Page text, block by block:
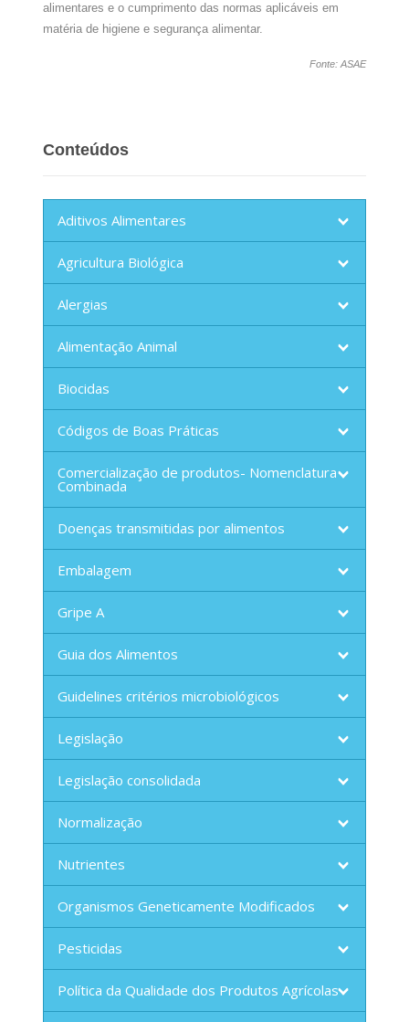
alimentares e o cumprimento das normas aplicáveis em
matéria de higiene e segurança alimentar.
Fonte: ASAE
Conteúdos
Aditivos Alimentares
Agricultura Biológica
Alergias
Alimentação Animal
Biocidas
Códigos de Boas Práticas
Comercialização de produtos- Nomenclatura
Combinada
Doenças transmitidas por alimentos
Embalagem
Gripe A
Guia dos Alimentos
Guidelines critérios microbiológicos
Legislação
Legislação consolidada
Normalização
Nutrientes
Organismos Geneticamente Modificados
Pesticidas
Política da Qualidade dos Produtos Agrícolas